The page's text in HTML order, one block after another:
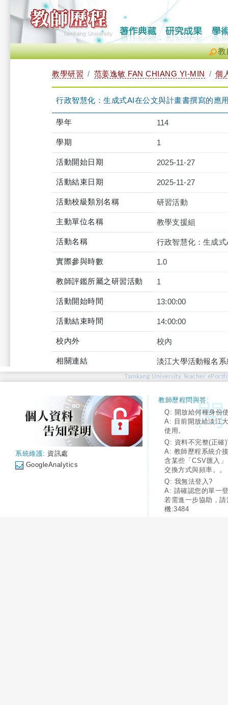
教
教學研習 范姜逸敏 FAN CHIANG YI-MIN 個
行政智慧化：生成式AI在公文與計畫書撰寫的應
學年 114
學期 1
活動開始日期 2025-11-27
活動結束日期 2025-11-27
活動校級類別名稱 研習活動
主動單位名稱 教學支援組
活動名稱 行政智慧化：生成
實際參與時數 1.0
教師評鑑所屬之研習活動 1
活動開始時間 13:00:00
活動結束時間 14:00:00
校內外 校內
相關連結 淡江大學活動報名
Tamkang University Teacher
系統維護: 資訊處
GoogleAnalytics
教師歷程問與答:
Q: 開放給何種身份
A: 目前開放給淡江
使用。
Q: 資料不完整(正確
A: 教師歷程系統介
含某些「CSV匯入
交換方式與頻率。。
Q: 我無法登入?
A: 請確認您的單一
若需進一步協助，
機:3484